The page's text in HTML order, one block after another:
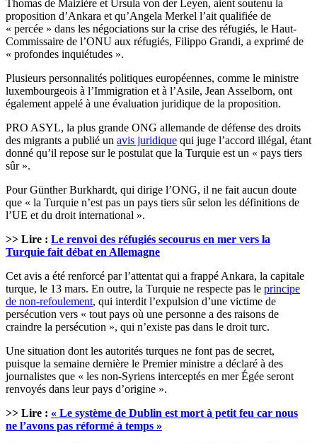
Thomas de Maizière et Ursula von der Leyen, aient soutenu la
proposition d’Ankara et qu’Angela Merkel l’ait qualifiée de
« percée » dans les négociations sur la crise des réfugiés, le Haut-
Commissaire de l’ONU aux réfugiés, Filippo Grandi, a exprimé de
« profondes inquiétudes ».
Plusieurs personnalités politiques européennes, comme le ministre
luxembourgeois à l’Immigration et à l’Asile, Jean Asselborn, ont
également appelé à une évaluation juridique de la proposition.
PRO ASYL, la plus grande ONG allemande de défense des droits
des migrants a publié un avis juridique qui juge l’accord illégal, étant
donné qu’il repose sur le postulat que la Turquie est un « pays tiers
sûr ».
Pour Günther Burkhardt, qui dirige l’ONG, il ne fait aucun doute
que « la Turquie n’est pas un pays tiers sûr selon les définitions de
l’UE et du droit international ».
>> Lire : Le renvoi des réfugiés secourus en mer vers la
Turquie fait débat en Allemagne
Cet avis a été renforcé par l’attentat qui a frappé Ankara, la capitale
turque, le 13 mars. En outre, la Turquie ne respecte pas le principe
de non-refoulement, qui interdit l’expulsion d’une victime de
persécution vers « tout pays où une personne a des raisons de
craindre la persécution », qui n’existe pas dans le droit turc.
Une situation dont les autorités turques ne font pas de secret,
puisque la semaine dernière le Premier ministre a déclaré à des
journalistes que « les non-Syriens interceptés en mer Égée seront
renvoyés dans leur pays d’origine ».
>> Lire : « Le système de Dublin est mort à petit feu car nous
ne l’avons pas réformé à temps »